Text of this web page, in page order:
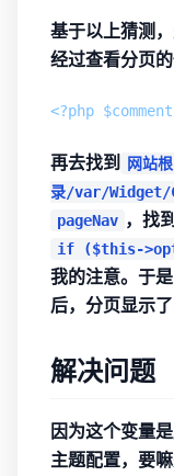
基于以上猜测
经过查看分页
<?php
再去找到
网站根
录/var/Widget/
pageNav ，找
if ($this-
我的注意。于
后，分页显示了
解决问题
因为这个变量
主题配置，要